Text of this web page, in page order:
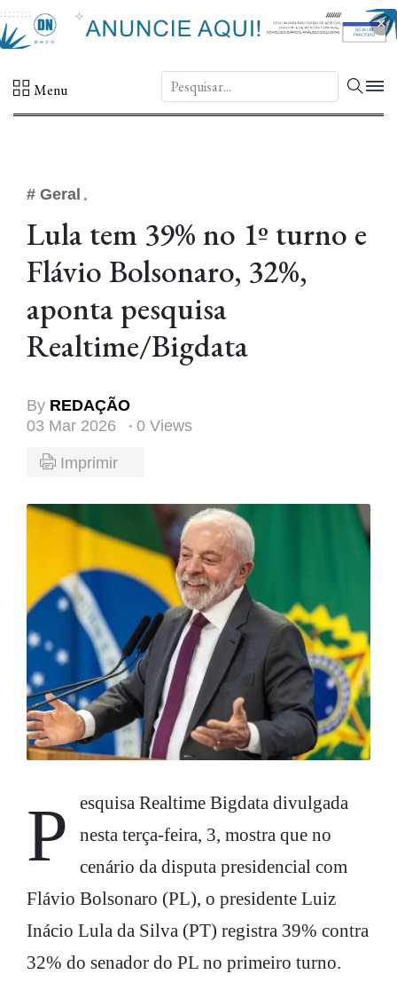
×
Menu DN.
# Geral
Lula tem 39% no 1º turno e
Flávio Bolsonaro, 32%,
aponta pesquisa
Realtime/Bigdata
By REDAÇÃO
03 Mar 2026
0 Views
Imprimir
Pesquisa Realtime Bigdata divulgada
nesta terça-feira, 3, mostra que no
cenário da disputa presidencial com
Flávio Bolsonaro (PL), o presidente Luiz
Inácio Lula da Silva (PT) registra 39% contra
32% do senador do PL no primeiro turno.